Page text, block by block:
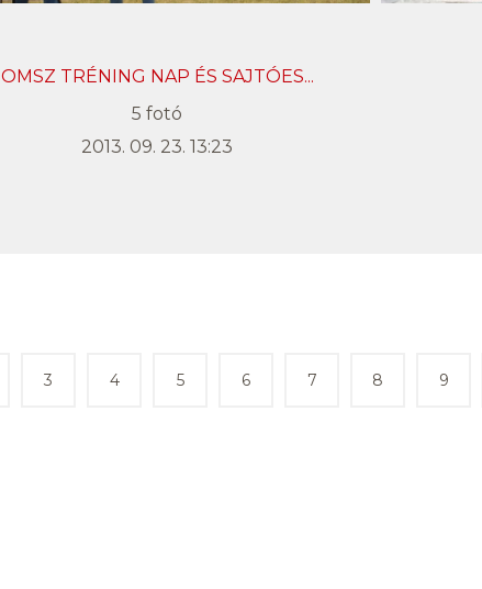
OMSZ TRÉNING NAP ÉS SAJTÓES...
5 fotó
2013. 09. 23. 13:23
3 4 5 6 7 8 9